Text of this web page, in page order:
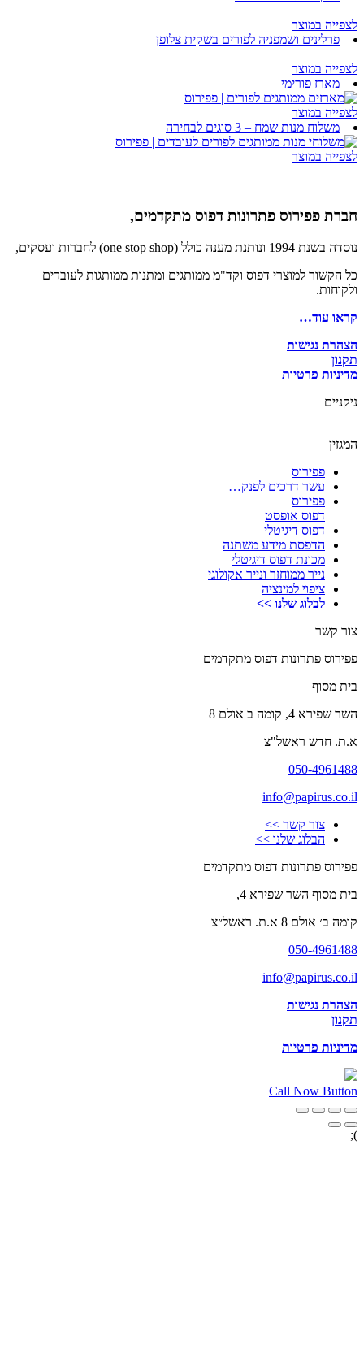
לצפייה במוצר
פרלינים ושמפניה לפורים בשקית צלופן
לצפייה במוצר
מארז פורימי
לצפייה במוצר
משלוח מנות שמח – 3 סוגים לבחירה
לצפייה במוצר
חברת פפירוס פתרונות דפוס מתקדמים,
נוסדה בשנת 1994 ונותנת מענה כולל (one stop shop) לחברות ועסקים,
כל הקשור למוצרי דפוס וקד"מ ממותגים ומתנות ממותגות לעובדים
ולקוחות.
קראו עוד…
הצהרת נגישות
תקנון
מדיניות פרטיות
ניקניים
המגזין
פפירוס
עשר דרכים לפנק…
פפירוס
דפוס אופסט
דפוס דיגיטלי
הדפסת מידע משתנה
מכונת דפוס דיגיטלי
נייר ממוחזר ונייר אקולוגי
ציפוי למינציה
לבלוג שלנו >>
צור קשר
פפירוס פתרונות דפוס מתקדמים
בית מסוף
השר שפירא 4, קומה ב אולם 8
א.ת. חדש ראשל"צ
050-4961488
info@papirus.co.il
צור קשר >>
הבלוג שלנו >>
פפירוס פתרונות דפוס מתקדמים
בית מסוף השר שפירא 4,
קומה ב׳ אולם 8 א.ת. ראשל״צ
050-4961488
info@papirus.co.il
הצהרת נגישות
תקנון
מדיניות פרטיות
Call Now Button
);